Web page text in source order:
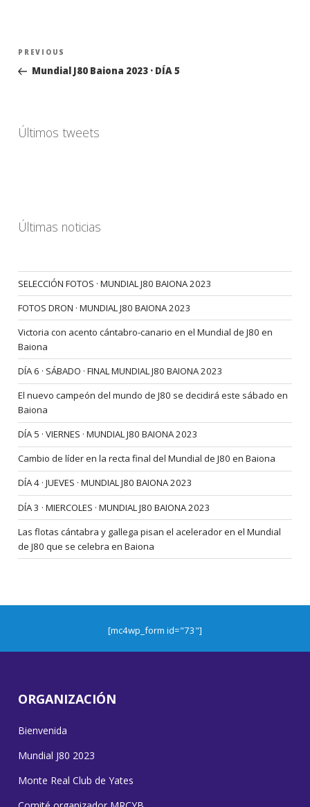
Navegación
entradas
Previous
Post
PREVIOUS
Mundial J80 Baiona 2023 · DÍA 5
Últimos tweets
Últimas noticias
SELECCIÓN FOTOS · MUNDIAL J80 BAIONA 2023
FOTOS DRON · MUNDIAL J80 BAIONA 2023
Victoria con acento cántabro-canario en el Mundial de J80 en
Baiona
DÍA 6 · SÁBADO · FINAL MUNDIAL J80 BAIONA 2023
El nuevo campeón del mundo de J80 se decidirá este sábado en
Baiona
DÍA 5 · VIERNES · MUNDIAL J80 BAIONA 2023
Cambio de líder en la recta final del Mundial de J80 en Baiona
DÍA 4 · JUEVES · MUNDIAL J80 BAIONA 2023
DÍA 3 · MIERCOLES · MUNDIAL J80 BAIONA 2023
Las flotas cántabra y gallega pisan el acelerador en el Mundial
de J80 que se celebra en Baiona
[mc4wp_form id="73"]
ORGANIZACIÓN
Bienvenida
Mundial J80 2023
Monte Real Club de Yates